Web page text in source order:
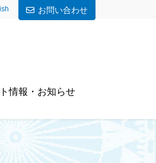
お問い合わせ
情報・お知らせ